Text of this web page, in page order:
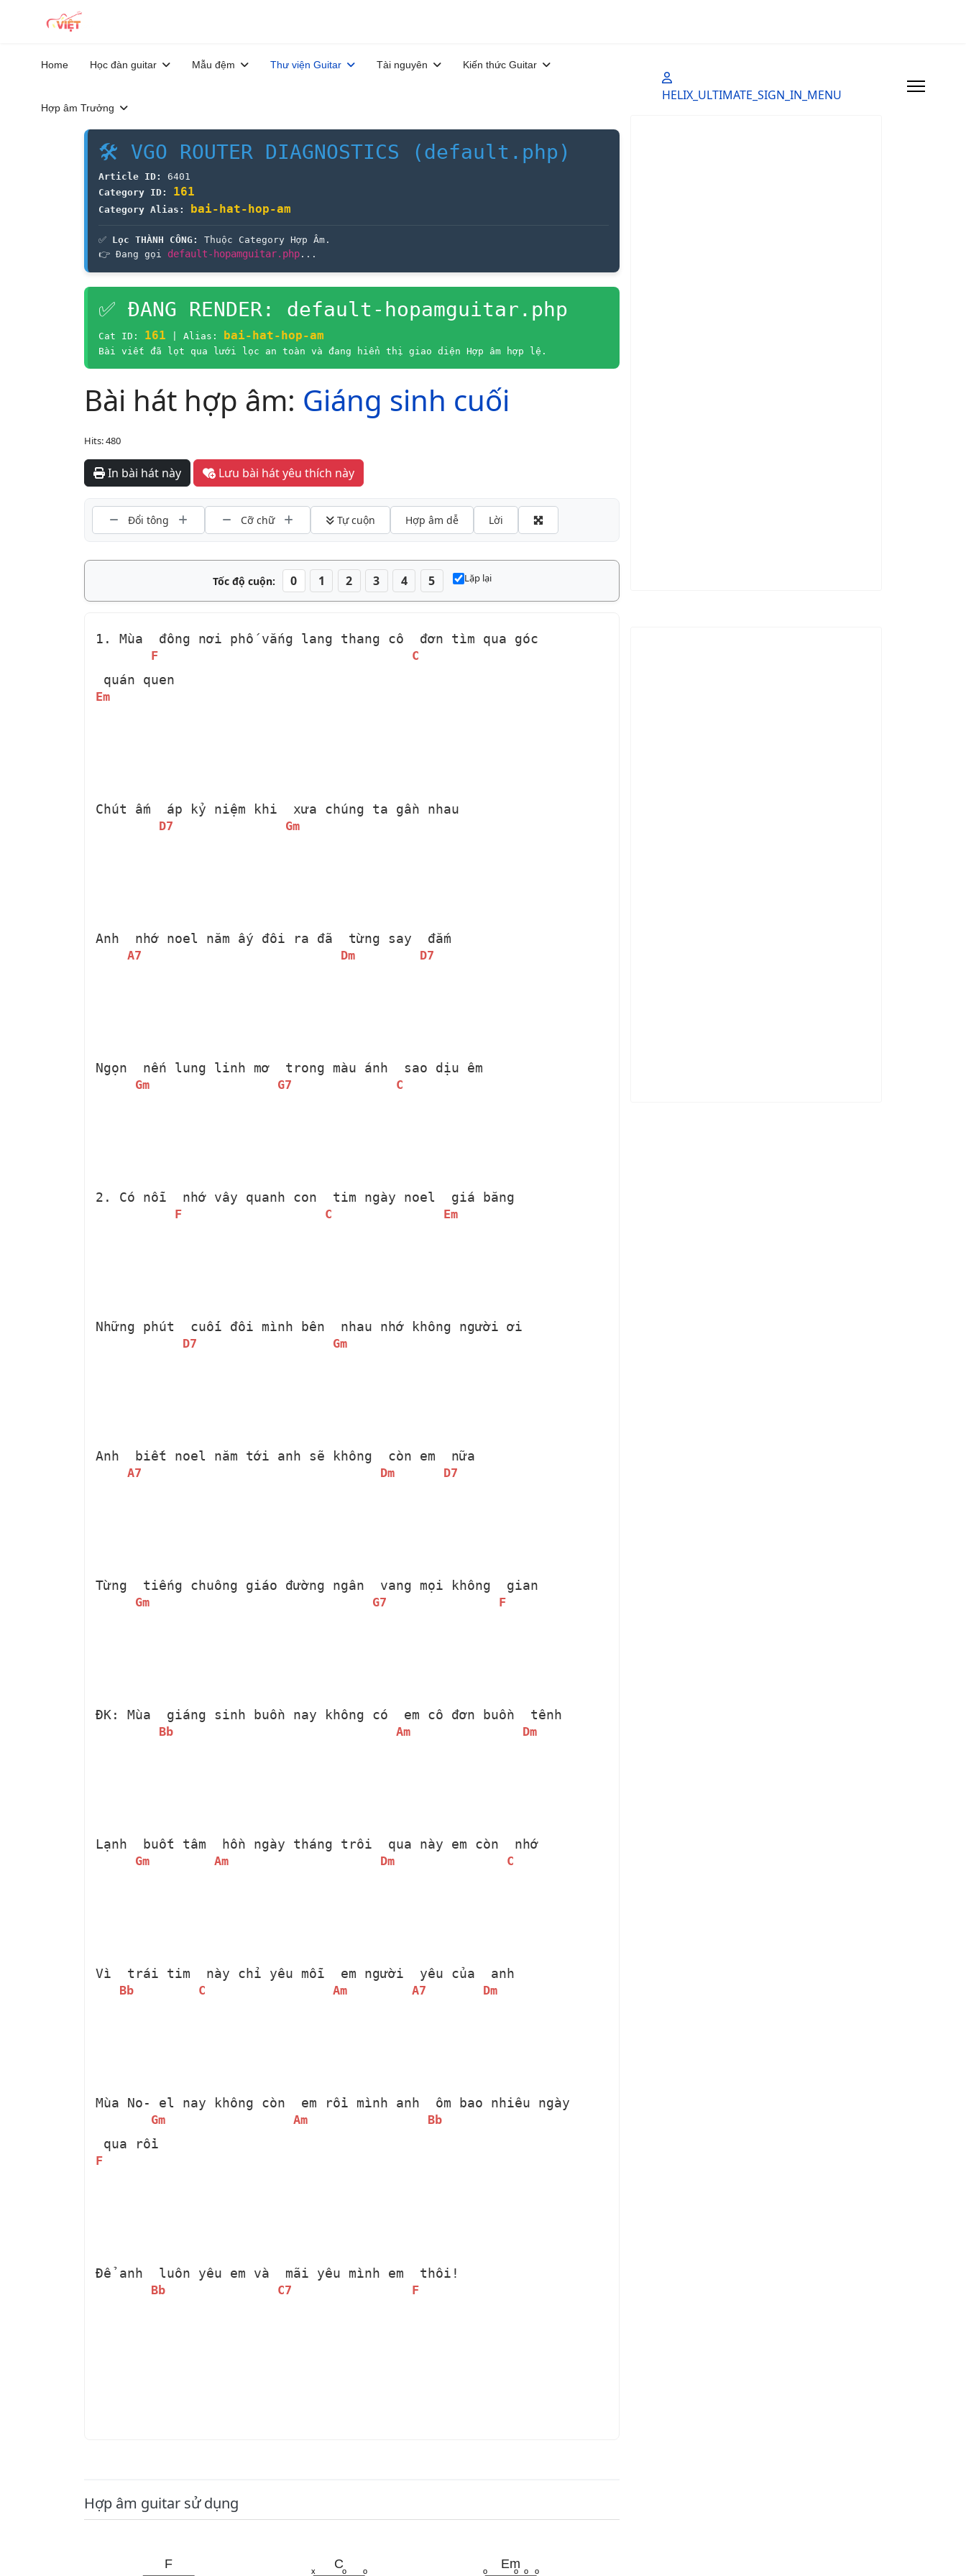
Home Học đàn guitar Mẫu đệm Thư viện Guitar Tài nguyên Kiến thức Guitar
Hợp âm Trưởng
HELIX_ULTIMATE_SIGN_IN_MENU
🛠 VGO ROUTER DIAGNOSTICS (default.php)
Article ID:
6401
Category ID:
161
Category Alias: bai-hat-hop-am
✅ Lọc THÀNH CÔNG:
Thuộc Category Hợp Âm.
👉 Đang gọi default-hopamguitar.php ...
✅ ĐANG RENDER: default-hopamguitar.php
Cat ID: 161 | Alias: bai-hat-hop-am
Bài viết đã lọt qua lưới lọc an toàn và đang hiển thị giao diện Hợp âm hợp lệ.
Bài hát hợp âm: Giáng sinh cuối
Hits: 480
In bài hát này Lưu bài hát yêu thích này
Đổi tông Cỡ chữ Tự cuộn Hợp âm dễ Lời
Tốc độ cuộn: 0 1 2 3 4 5 Lặp lại
1. Mùa
F
đông nơi phố vắng lang thang cô
C
đơn tìm qua góc
Em
quán quen
Chút ấm
D7
áp kỷ niệm khi
Gm
xưa chúng ta gần nhau
Anh
A7
nhớ noel năm ấy đôi ra đã
Dm
từng say
D7
đắm
Ngọn
Gm
nến lung linh mơ
G7
trong màu ánh
C
sao dịu êm
2. Có nỗi
F
nhớ vây quanh con
C
tim ngày noel
Em
giá băng
Những phút
D7
cuối đôi mình bên
Gm
nhau nhớ không người ơi
Anh
A7
biết noel năm tới anh sẽ không
Dm
còn em
D7
nữa
Từng
Gm
tiếng chuông giáo đường ngân
G7
vang mọi không
F
gian
ĐK: Mùa
Bb
giáng sinh buồn nay không có
Am
em cô đơn buồn
Dm
tênh
Lạnh
Gm
buốt tâm
Am
hồn ngày tháng trôi
Dm
qua này em còn
C
nhớ
Vì
Bb
trái tim
C
này chỉ yêu mỗi
Am
em người
A7
yêu của
Dm
anh
Mùa No-
Gm
el nay không còn
Am
em rồi mình anh
Bb
ôm bao nhiêu ngày
F
qua rồi
Để anh
Bb
luôn yêu em và
C7
mãi yêu mình em
F
thôi!
Hợp âm guitar sử dụng